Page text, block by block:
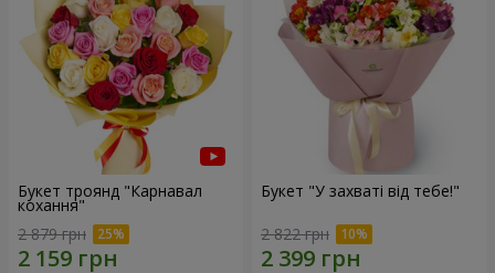
Букет троянд "Карнавал
кохання"
2 879 грн
Букет "У захваті від тебе!"
2 822 грн